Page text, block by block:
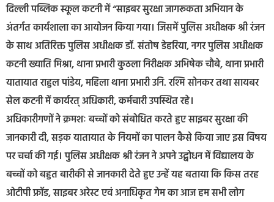
दिल्ली पब्लिक स्कूल कटनी में “साइबर सुरक्षा जागरूकता अभियान के
अंतर्गत कार्यशाला का आयोजन किया गया। जिसमें पुलिस अधीक्षक श्री रंजन
के साथ अतिरिक्त पुलिस अधीक्षक डॉ. संतोष डेहरिया, नगर पुलिस अधीक्षक
कटनी ख्याति मिश्रा, थाना प्रभारी कुठला निरीक्षक अभिषेक चौबे, थाना प्रभारी
यातायात राहुल पांडेय, महिला थाना प्रभारी उनि. रश्मि सोनकर तथा सायबर
सेल कटनी में कार्यरत् अधिकारी, कर्मचारी उपस्थित रहे।
अधिकारीगणों ने क्रमशः बच्चों को संबोधित करते हुए साइबर सुरक्षा की
जानकारी दी, सड़क यातायात के नियमों का पालन कैसे किया जाए इस विषय
पर चर्चा की गई। पुलिस अधीक्षक श्री रंजन ने अपने उद्बोधन में विद्यालय के
बच्चों को बहुत बारीकी से जानकारी देते हुए उन्हें यह बताया कि किस तरह
ओटीपी फ्रॉड, साइबर अरेस्ट एवं अनाधिकृत गेम का आज हम सभी लोग